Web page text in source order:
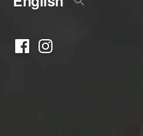
ФейсбукИнстаграм